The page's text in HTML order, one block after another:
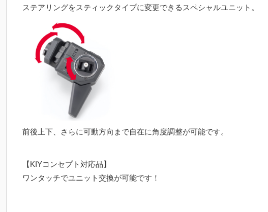
ステアリングをスティックタイプに変更できるスペシャルユニット。
前後上下、さらに可動方向まで自在に角度調整が可能です。
【KIYコンセプト対応品】
ワンタッチでユニット交換が可能です！